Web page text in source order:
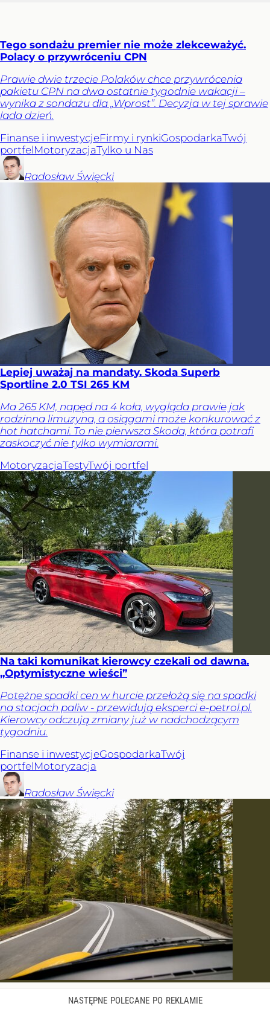
Tego sondażu premier nie może zlekceważyć.
Polacy o przywróceniu CPN
Prawie dwie trzecie Polaków chce przywrócenia
pakietu CPN na dwa ostatnie tygodnie wakacji –
wynika z sondażu dla „Wprost”. Decyzja w tej sprawie
lada dzień.
Finanse i inwestycjeFirmy i rynkiGospodarkaTwój
portfelMotoryzacjaTylko u Nas
Radosław Święcki
Lepiej uważaj na mandaty. Skoda Superb
Sportline 2.0 TSI 265 KM
Ma 265 KM, napęd na 4 koła, wygląda prawie jak
rodzinna limuzyna, a osiągami może konkurować z
hot hatchami. To nie pierwsza Skoda, która potrafi
zaskoczyć nie tylko wymiarami.
MotoryzacjaTestyTwój portfel
Na taki komunikat kierowcy czekali od dawna.
„Optymistyczne wieści”
Potężne spadki cen w hurcie przełożą się na spadki
na stacjach paliw - przewidują eksperci e-petrol.pl.
Kierowcy odczują zmiany już w nadchodzącym
tygodniu.
Finanse i inwestycjeGospodarkaTwój
portfelMotoryzacja
Radosław Święcki